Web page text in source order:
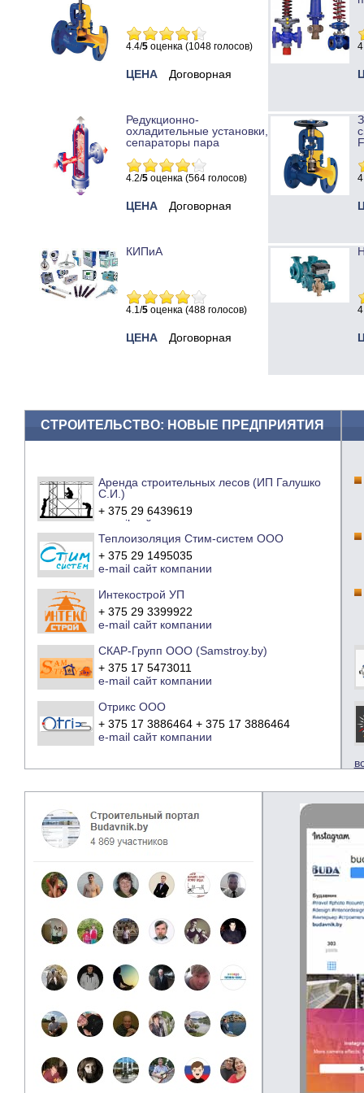
4.4/5 оценка (1048 голосов)
ЦЕНА Договорная
Редукционно-
охладительные установки,
сепараторы пара
4.2/5 оценка (564 голосов)
ЦЕНА Договорная
КИПиА
4.1/5 оценка (488 голосов)
ЦЕНА Договорная
СТРОИТЕЛЬСТВО: НОВЫЕ ПРЕДПРИЯТИЯ
Аренда строительных лесов (ИП Галушко
С.И.)
+ 375 29 6439619
e-mail
сайт компании
Теплоизоляция Стим-систем ООО
+ 375 29 1495035
e-mail сайт компании
Интекострой УП
+ 375 29 3399922
e-mail сайт компании
СКАР-Групп ООО (Samstroy.by)
+ 375 17 5473011
e-mail сайт компании
Отрикс ООО
+ 375 17 3886464 + 375 17 3886464
e-mail сайт компании